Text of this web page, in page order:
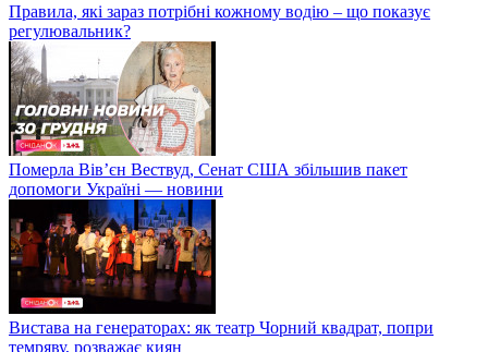
Правила, які зараз потрібні кожному водію – що показує
регулювальник?
Померла Вівʼєн Вествуд, Сенат США збільшив пакет
допомоги Україні — новини
Вистава на генераторах: як театр Чорний квадрат, попри
темряву, розважає киян